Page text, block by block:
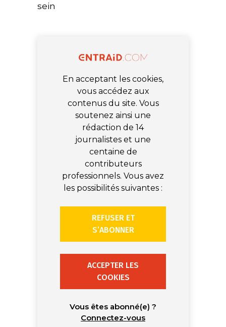
sein
En acceptant les cookies,
vous accédez aux
contenus du site. Vous
soutenez ainsi une
rédaction de 14
journalistes et une
centaine de
contributeurs
professionnels. Vous avez
les possibilités suivantes :
REFUSER ET
S’ABONNER
ACCEPTER LES
COOKIES
Vous êtes abonné(e) ?
Connectez-vous